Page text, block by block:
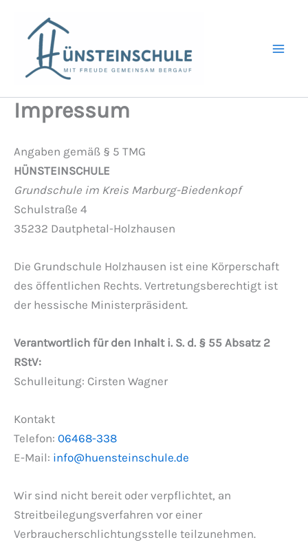
springen
Impressum
Angaben gemäß § 5 TMG
HÜNSTEINSCHULE
Grundschule im Kreis Marburg-Biedenkopf
Schulstraße 4
35232 Dautphetal-Holzhausen
Die Grundschule Holzhausen ist eine Körperschaft
des öffentlichen Rechts. Vertretungsberechtigt ist
der hessische Ministerpräsident.
Verantwortlich für den Inhalt i. S. d. § 55 Absatz 2
RStV:
Schulleitung: Cirsten Wagner
Kontakt
Telefon: 06468-338
E-Mail: info@huensteinschule.de
Wir sind nicht bereit oder verpflichtet, an
Streitbeilegungsverfahren vor einer
Verbraucherschlichtungsstelle teilzunehmen.